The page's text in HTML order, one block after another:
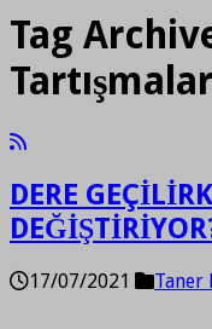
Tag
Tartışmalar
DERE
17/07/2021 Taner